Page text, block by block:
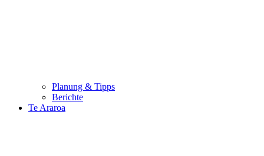
Planung & Tipps
Berichte
Te Araroa